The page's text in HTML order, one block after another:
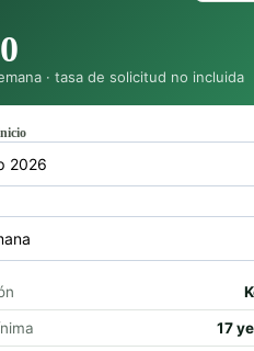
· tasa de solicitud no incluida
17